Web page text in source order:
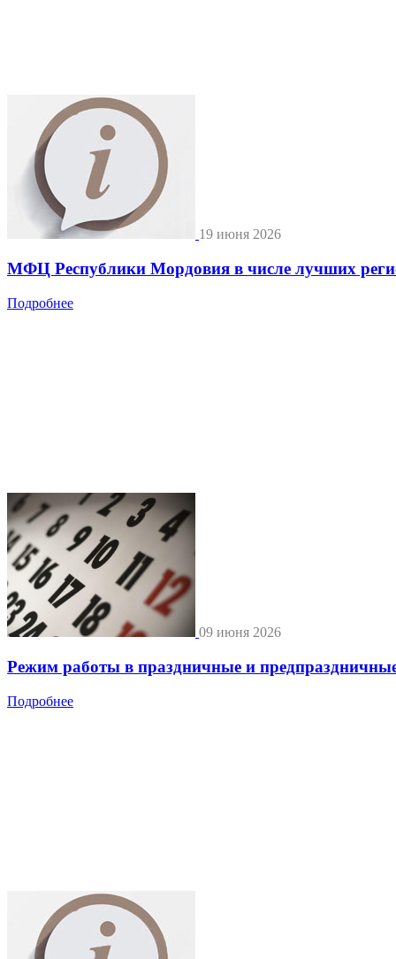
19 июня 2026
МФЦ Республики Мордовия в числе лучших
Подробнее
09 июня 2026
Режим работы в праздничные и
Подробнее